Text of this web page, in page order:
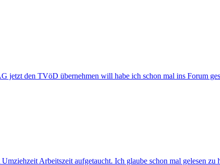
den TVöD übernehmen will habe ich schon mal ins Forum
Arbeitszeit aufgetaucht. Ich glaube schon mal gelesen